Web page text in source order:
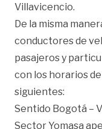
Villavicencio.
De la misma
conductores de
pasajeros y
con los horarios
siguientes:
Sentido Bogotá –
Sector Yomasa